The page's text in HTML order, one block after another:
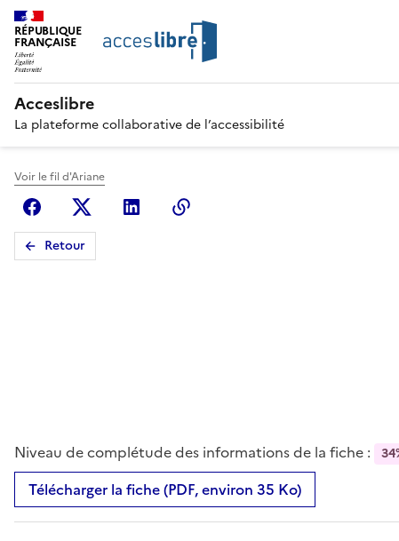
RÉPUBLIQUE
FRANÇAISE
Acceslibre
La plateforme collaborative de l’accessibilité
Voir le fil d'Ariane
FacebookX (anciennement Twitter)
Linkedin
Retour
Niveau de complétude des informations de la fiche :
Télécharger la fiche (PDF, environ 35 Ko)